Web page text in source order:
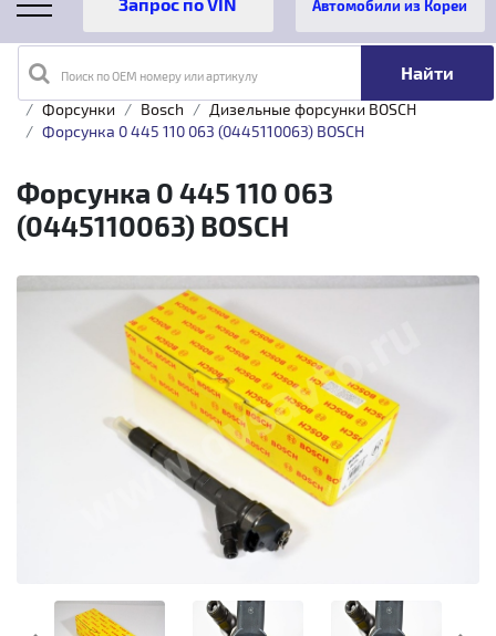
Поиск по OEM номеру или артикулу
Автомобили из Кореи
Главная Каталог товаров
Топливная аппаратура
Форсунки
Bosch
Дизельные форсунки BOSCH
Форсунка 0 445 110 063 (0445110063) BOSCH
Форсунка 0 445 110 063
(0445110063) BOSCH